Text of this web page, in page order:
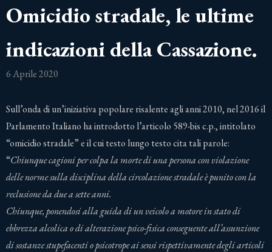
Omicidio stradale, le ultime
indicazioni della Cassazione.
6 Aprile 2020
Sull’onda di un’iniziativa popolare risalente agli anni 2010, nel 2016 il
Parlamento Italiano ha introdotto l’articolo 589-bis c.p., intitolato
“omicidio stradale” e il cui testo lungo testo cita tali parole:
“Chiunque cagioni per colpa la morte di una persona con violazione
delle norme sulla disciplina della circolazione stradale è punito con la
reclusione da due a sette anni.
Chiunque, ponendosi alla guida di un veicolo a motore in stato di
ebbrezza alcolica o di alterazione psico-fisica conseguente all’assunzione
di sostanze stupefacenti o psicotrope ai sensi rispettivamente degli articoli